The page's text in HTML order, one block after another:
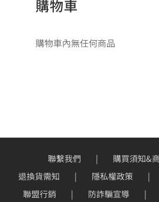
購物車
購物車內無任何商品
聯繫我們
購買須知&
退換貨需知
隱私權政策
聯盟行銷
防詐騙宣導